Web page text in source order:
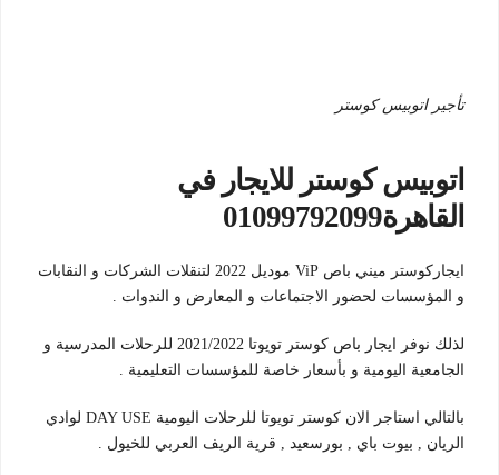
تأجير اتوبيس كوستر
اتوبيس كوستر للايجار في
القاهرة01099792099
ايجاركوستر ميني باص ViP موديل 2022 لتنقلات الشركات و النقابات
و المؤسسات لحضور الاجتماعات و المعارض و الندوات .
لذلك نوفر ايجار باص كوستر تويوتا 2021/2022 للرحلات المدرسية و
الجامعية اليومية و بأسعار خاصة للمؤسسات التعليمية .
بالتالي استاجر الان كوستر تويوتا للرحلات اليومية DAY USE لوادي
الريان , بيوت باي , بورسعيد , قرية الريف العربي للخيول .